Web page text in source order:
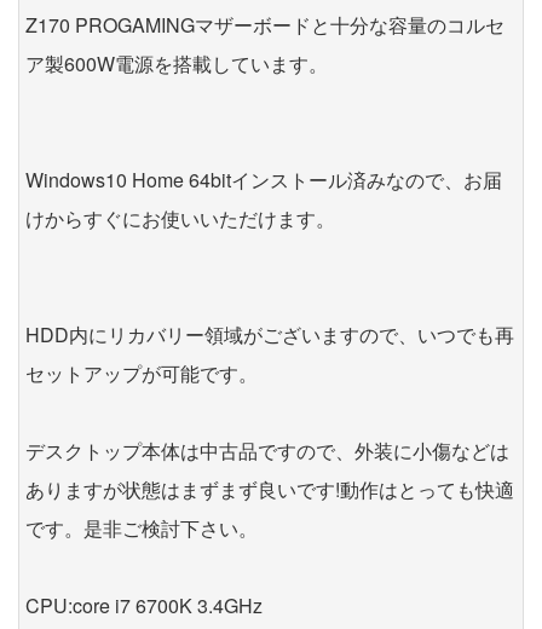
Z170 PROGAMINGマザーボードと十分な容量のコルセ
ア製600W電源を搭載しています。
Windows10 Home 64bitインストール済みなので、お届
けからすぐにお使いいただけます。
HDD内にリカバリー領域がございますので、いつでも再
セットアップが可能です。
デスクトップ本体は中古品ですので、外装に小傷などは
ありますが状態はまずまず良いです!動作はとっても快適
です。是非ご検討下さい。
CPU:core i7 6700K 3.4GHz